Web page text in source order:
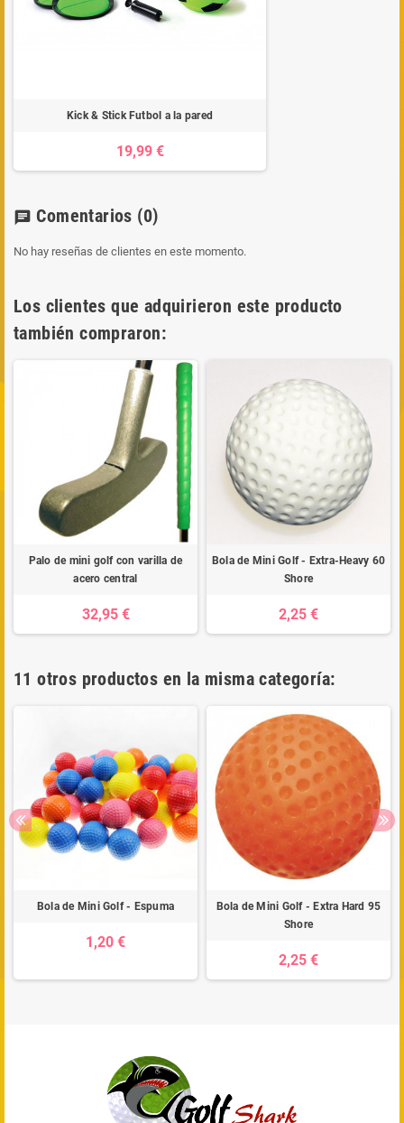
Kick & Stick Futbol a la pared
19,99 €
chat Comentarios (0)
No hay reseñas de clientes en este momento.
Los clientes que adquirieron este producto
también compraron:
Palo de mini golf con varilla de
acero central
32,95 €
Bola de Mini Golf - Extra-Heavy 60
Shore
2,25 €
11 otros productos en la misma categoría:
Bola de Mini Golf - Espuma
1,20 €
Bola de Mini Golf - Extra Hard 95
Shore
2,25 €